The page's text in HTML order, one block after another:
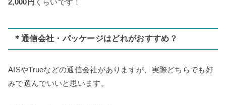
2,000円 くらいです！
＊通信会社・パッケージはどれがおすすめ？
AISやTrueなどの通信会社がありますが、実際どちらでも好
みで選んでいいと思います。